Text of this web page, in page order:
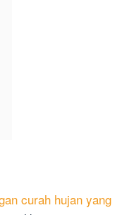
curah hujan yang